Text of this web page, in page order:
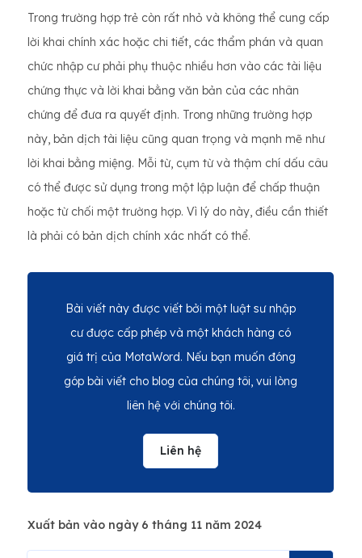
Trong trường hợp trẻ còn rất nhỏ và không thể cung cấp
lời khai chính xác hoặc chi tiết, các thẩm phán và quan
chức nhập cư phải phụ thuộc nhiều hơn vào các tài liệu
chứng thực và lời khai bằng văn bản của các nhân
chứng để đưa ra quyết định. Trong những trường hợp
này, bản dịch tài liệu cũng quan trọng và mạnh mẽ như
lời khai bằng miệng. Mỗi từ, cụm từ và thậm chí dấu câu
có thể được sử dụng trong một lập luận để chấp thuận
hoặc từ chối một trường hợp. Vì lý do này, điều cần thiết
là phải có bản dịch chính xác nhất có thể.
Bài viết này được viết bởi một luật sư nhập
cư được cấp phép và một khách hàng có
giá trị của MotaWord. Nếu bạn muốn đóng
góp bài viết cho blog của chúng tôi, vui lòng
liên hệ với chúng tôi.
Liên hệ
Xuất bản vào ngày 6 tháng 11 năm 2024